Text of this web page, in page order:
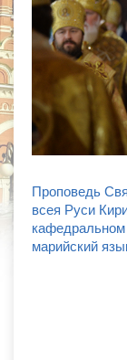
Проповедь
всея Руси
марийский